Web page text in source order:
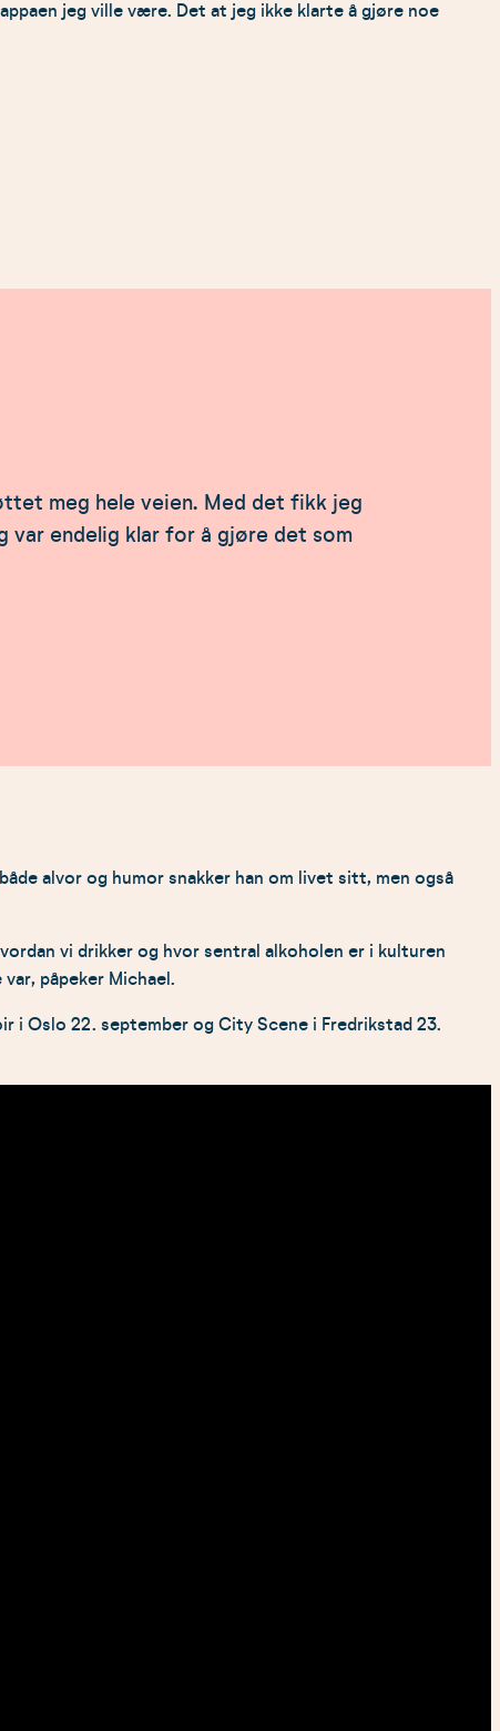
jeg ville være. Det at jeg ikke klarte å gjøre noe
meg hele veien. Med det fikk jeg
var endelig klar for å gjøre det som
alvor og humor snakker han om livet sitt, men også
vi drikker og hvor sentral alkoholen er i kulturen
påpeker Michael.
i Oslo 22. september og City Scene i Fredrikstad 23.